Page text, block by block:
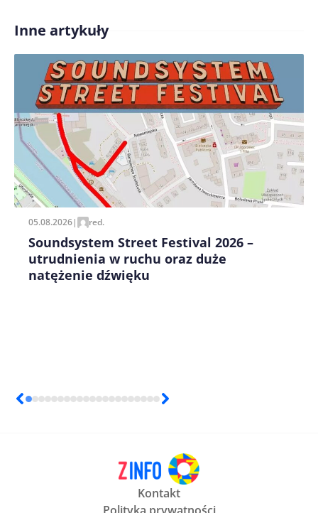
Treść komentarza*
Zapamiętaj moje dane w tej przeglądarce podczas
pisania kolejnych komentarzy.
Inne artykuły
05.08.2026| red.
Soundsystem Street Festival 2026 –
utrudnienia w ruchu oraz duże
natężenie dźwięku
Kontakt